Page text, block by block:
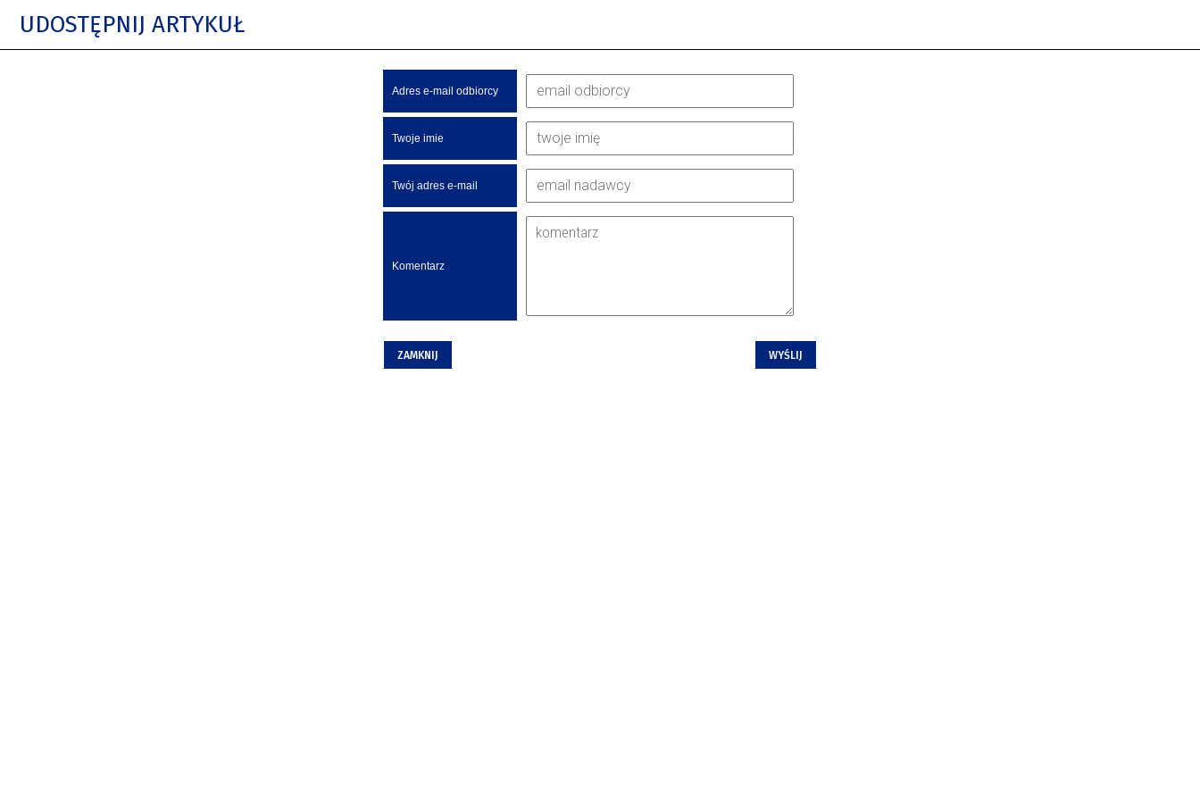
UDOSTĘPNIJ ARTYKUŁ
Adres e-mail odbiorcy
Twoje imie
Twój adres e-mail
Komentarz